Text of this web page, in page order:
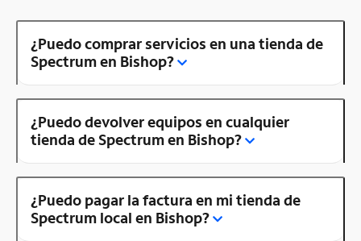
¿Puedo comprar servicios en una tienda de
Spectrum en Bishop?
¿Puedo devolver equipos en cualquier
tienda de Spectrum en Bishop?
¿Puedo pagar la factura en mi tienda de
Spectrum local en Bishop?